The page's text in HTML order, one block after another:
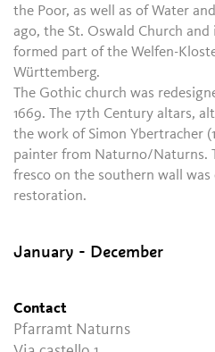
the Poor, as well as of Water
ago, the St. Oswald Church and
formed part of the Welfen-
Württemberg.
The Gothic church was
1669. The 17th Century altars,
the work of Simon Ybertracher
painter from Naturno/Naturns.
fresco on the southern wall
restoration.
January - December
Contact
Pfarramt Naturns